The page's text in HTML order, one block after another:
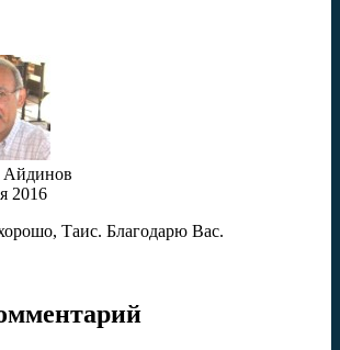
Айдинов
2016
Таис. Благодарю Вас.